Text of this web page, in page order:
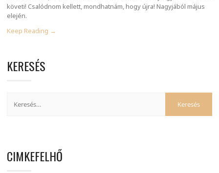
követi! Csalódnom kellett, mondhatnám, hogy újra! Nagyjából május
elején.
Keep Reading →
KERESÉS
CIMKEFELHŐ